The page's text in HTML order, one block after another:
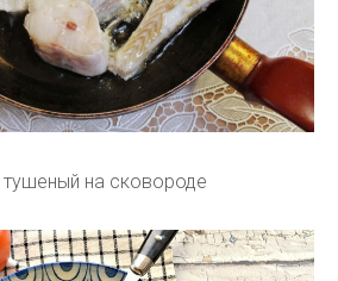
тушеный на сковороде